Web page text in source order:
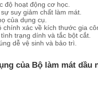
độ hoạt động cơ học.
suy giảm chất làm mát.
của dụng cụ.
chính xác về kích thước gia
trạng dính và tắc bột cắt.
dễ vệ sinh và bảo trì.
của Bộ làm mát dầu